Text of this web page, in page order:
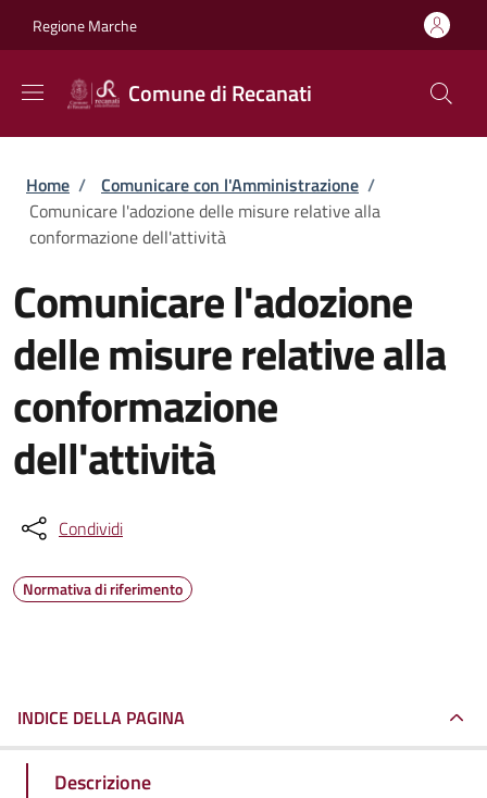
Regione Marche
Comune di Recanati
Briciole di pane
Home / Comunicare con l'Amministrazione /
Comunicare l'adozione delle misure relative alla
conformazione dell'attività
Comunicare l'adozione
delle misure relative alla
conformazione
dell'attività
Condividi
Normativa di riferimento
INDICE DELLA PAGINA
Descrizione